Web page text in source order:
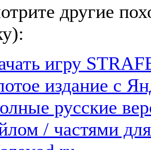
другие
игру
издание с
русские
/ частями